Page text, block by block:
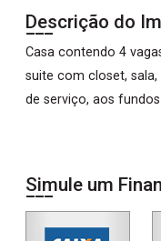
Descrição do
Casa contendo 4
suite com closet,
de serviço, aos
Simule um